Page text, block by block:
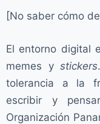
[No saber cómo
El entorno digital
memes ystickers
tolerancia a la
escribir y
Organización